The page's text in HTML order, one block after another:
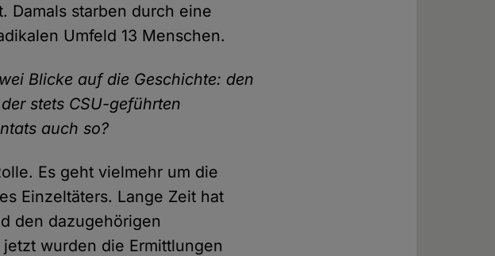
Damals starben durch eine
Umfeld 13 Menschen.
Blicke auf die Geschichte: den
stets CSU-geführten
auch so?
Es geht vielmehr um die
Einzeltäters. Lange Zeit hat
den dazugehörigen
wurden die Ermittlungen